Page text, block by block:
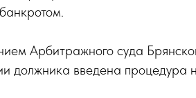
Арбитражного суда
должника введена